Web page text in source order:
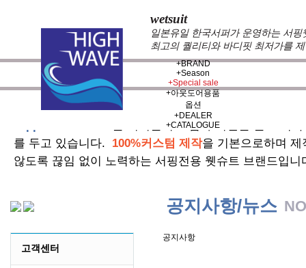
wetsuit
일본유일 한국서퍼가 운영하는 서
최고의 퀄리티와 바디핏 최저가를
+BRAND
+Season
+Special sale
+아웃도어용품
옵션
+DEALER
+CATALOGUE
는 서퍼들의 느낌과 의견를 듣고 적
를 두고 있습니다. 100%커스텀 제작을 기본으로하며
않도록 끊임 없이 노력하는 서핑전용 웻슈트 브랜드입니
고객센터
공지사항/뉴스
공지사항